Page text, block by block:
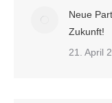
Neue
Zukunft!
21. April